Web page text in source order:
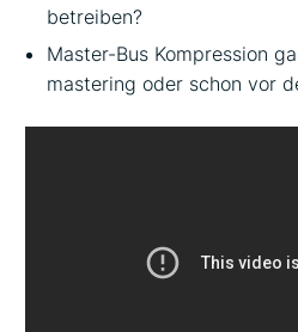
betreiben?
Master-Bus Kompression
mastering oder schon vor